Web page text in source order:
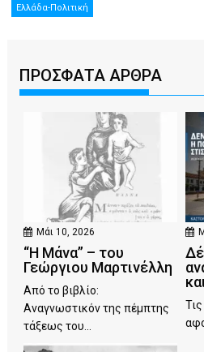
Ελλάδα-Πολιτική
ΠΡΟΣΦΑΤΑ ΑΡΘΡΑ
Μάι 10, 2026
“Η Μάνα” – του
Γεώργιου Μαρτινέλλη
Από το βιβλίο:
Αναγνωστικόν της πέμπτης
τάξεως του...